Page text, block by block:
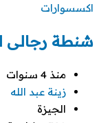
اكسسوارات
شنطة رجالى
منذ 4 سنوات
زينة عبد الله
الجيزة